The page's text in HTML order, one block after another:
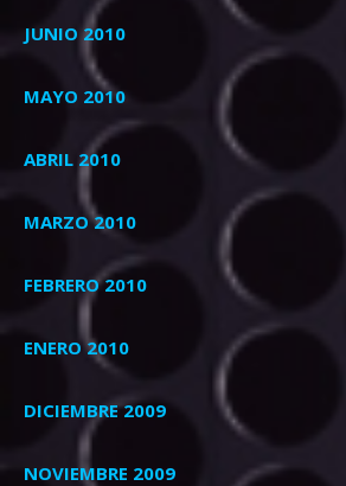
JUNIO 2010
MAYO 2010
ABRIL 2010
MARZO 2010
FEBRERO 2010
ENERO 2010
DICIEMBRE 2009
NOVIEMBRE 2009